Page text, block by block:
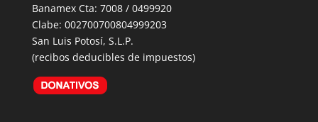
Banamex Cta: 7008 / 0499920
Clabe: 002700700804999203
San Luis Potosí, S.L.P.
(recibos deducibles de impuestos)